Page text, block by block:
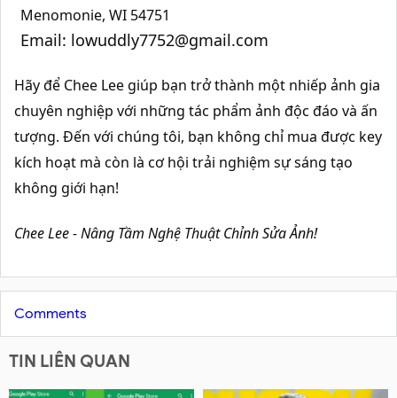
Menomonie, WI 54751
Email: lowuddly7752@gmail.com
Hãy để Chee Lee giúp bạn trở thành một nhiếp ảnh gia
chuyên nghiệp với những tác phẩm ảnh độc đáo và ấn
tượng. Đến với chúng tôi, bạn không chỉ mua được key
kích hoạt mà còn là cơ hội trải nghiệm sự sáng tạo
không giới hạn!
Chee Lee - Nâng Tầm Nghệ Thuật Chỉnh Sửa Ảnh!
Comments
TIN LIÊN QUAN